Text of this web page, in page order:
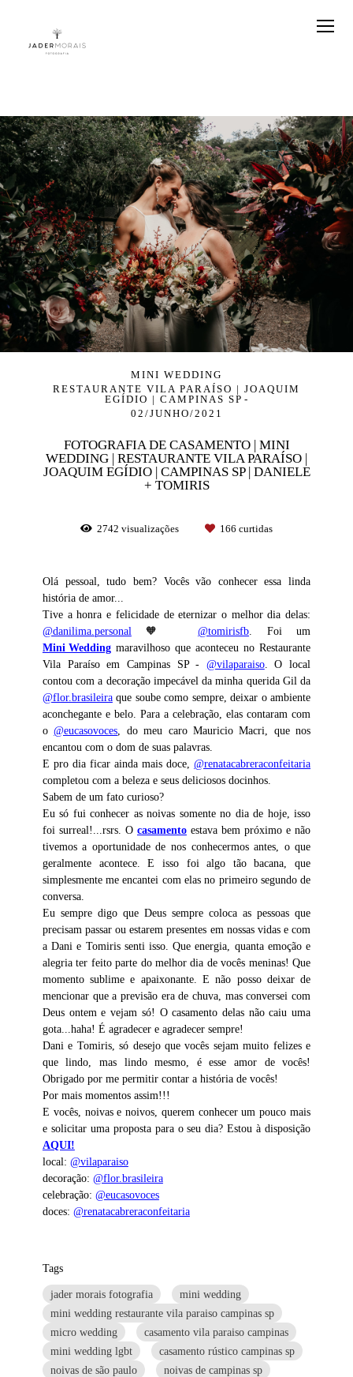
MINI WEDDING
RESTAURANTE VILA PARAÍSO | JOAQUIM
EGÍDIO | CAMPINAS SP
02/JUNHO/2021
FOTOGRAFIA DE CASAMENTO | MINI
WEDDING | RESTAURANTE VILA PARAÍSO |
JOAQUIM EGÍDIO | CAMPINAS SP | DANIELE
+ TOMIRIS
2742 visualizações 166 curtidas
Olá pessoal, tudo bem? Vocês vão conhecer essa linda
história de amor...
Tive a honra e felicidade de eternizar o melhor dia delas:
@danilima.personal 🧡@tomirisfb . Foi um
Mini Weddingmaravilhoso que aconteceu no Restaurante
Vila Paraíso em Campinas SP - @vilaparaiso. O local
contou com a decoração impecável da minha querida Gil da
@flor.brasileiraque soube como sempre, deixar o ambiente
aconchegante e belo. Para a celebração, elas contaram com
o@eucasovoces , do meu caro Mauricio Macri, que nos
encantou com o dom de suas palavras.
E pro dia ficar ainda mais doce,@renatacabreraconfeitaria
completou com a beleza e seus deliciosos docinhos.
Sabem de um fato curioso?
Eu só fui conhecer as noivas somente no dia de hoje, isso
foi surreal!...rsrs. O casamentoestava bem próximo e não
tivemos a oportunidade de nos conhecermos antes, o que
geralmente acontece. E isso foi algo tão bacana, que
simplesmente me encantei com elas no primeiro segundo de
conversa.
Eu sempre digo que Deus sempre coloca as pessoas que
precisam passar ou estarem presentes em nossas vidas e com
a Dani e Tomiris senti isso. Que energia, quanta emoção e
alegria ter feito parte do melhor dia de vocês meninas! Que
momento sublime e apaixonante. E não posso deixar de
mencionar que a previsão era de chuva, mas conversei com
Deus ontem e vejam só! O casamento delas não caiu uma
gota...haha! É agradecer e agradecer sempre!
Dani e Tomiris, só desejo que vocês sejam muito felizes e
que lindo, mas lindo mesmo, é esse amor de vocês!
Obrigado por me permitir contar a história de vocês!
Por mais momentos assim!!!
E vocês, noivas e noivos, querem conhecer um pouco mais
e solicitar uma proposta para o seu dia? Estou à disposição
AQUI!
local: @vilaparaiso
decoração: @flor.brasileira
celebração: @eucasovoces
doces: @renatacabreraconfeitaria
Tags
jader morais fotografia
mini wedding
mini wedding restaurante vila paraiso campinas sp
micro wedding
casamento vila paraiso campinas
mini wedding lgbt
casamento rústico campinas sp
noivas de são paulo
noivas de campinas sp